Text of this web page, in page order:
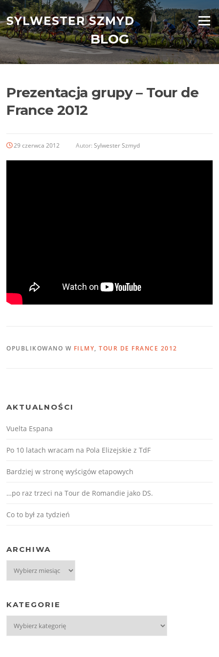
Przejdź
do
treściSYLWESTER SZMYD Menu
BLOG
Prezentacja grupy – Tour de
France 2012
29 czerwca 2012 Autor:Sylwester Szmyd
OPUBLIKOWANO W FILMY,TOUR DE FRANCE 2012
AKTUALNOŚCI
Vuelta Espana
Po 10 latach wracam na Pola Elizejskie z TdF
Bardziej w stronę wyścigów etapowych
…po raz trzeci na Tour de Romandie jako DS.
Co to był za tydzień
ARCHIWA
KATEGORIE